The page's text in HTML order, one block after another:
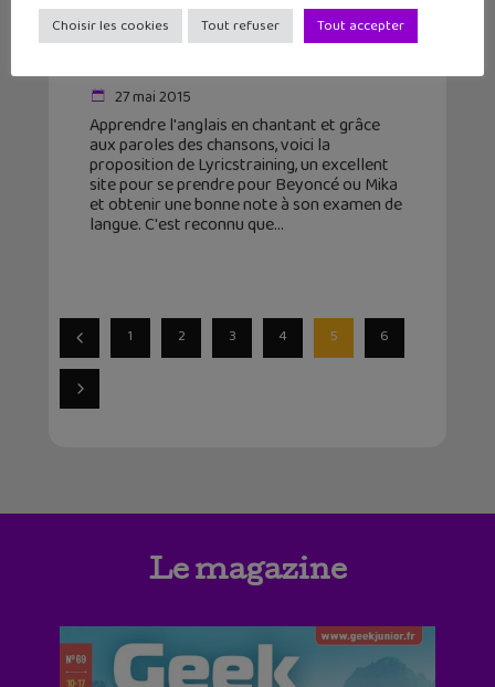
Lyricstraining : apprendre l’anglais
27 mai 2015
Apprendre l'anglais en chantant et grâce
aux paroles des chansons, voici la
proposition de Lyricstraining, un excellent
site pour se prendre pour Beyoncé ou Mika
et obtenir une bonne note à son examen de
langue. C'est reconnu que
1 2 3 4 5 6
Le magazine
Choisir les cookies Tout refuser Tout accepter